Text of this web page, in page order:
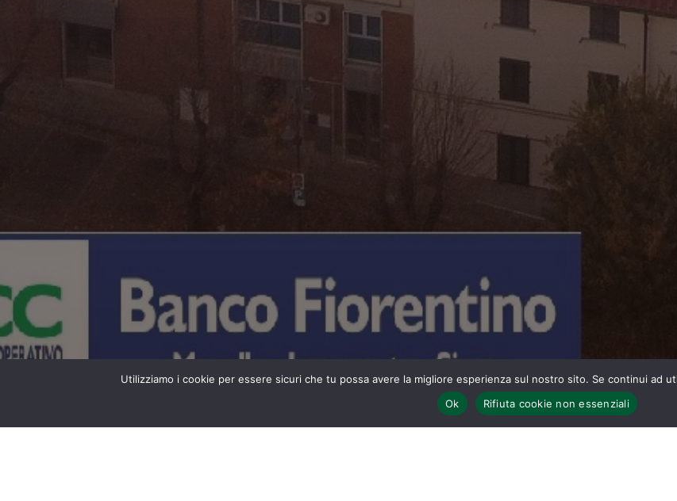
SERVIZIO CIVILE PRESSO LA PRO LOCO SIGNA
Utilizziamo i cookie per essere sicuri che tu possa avere la migliore esperienza sul nostro sito. Se continui ad
Ok
Rifiuta cookie non essenziali